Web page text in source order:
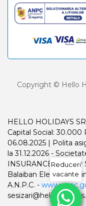
Copyright © Hello
HELLO HOLIDAYS
Capital Social:
06.08.2025 | Polita
la 31.12.2026 -
INSURANCE
Balaiban Elena
A.N.P.C. -
Reduceri
vacante